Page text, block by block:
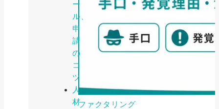
ー
ル、
申
請
の
コ
ツ
人
材ファクタリング